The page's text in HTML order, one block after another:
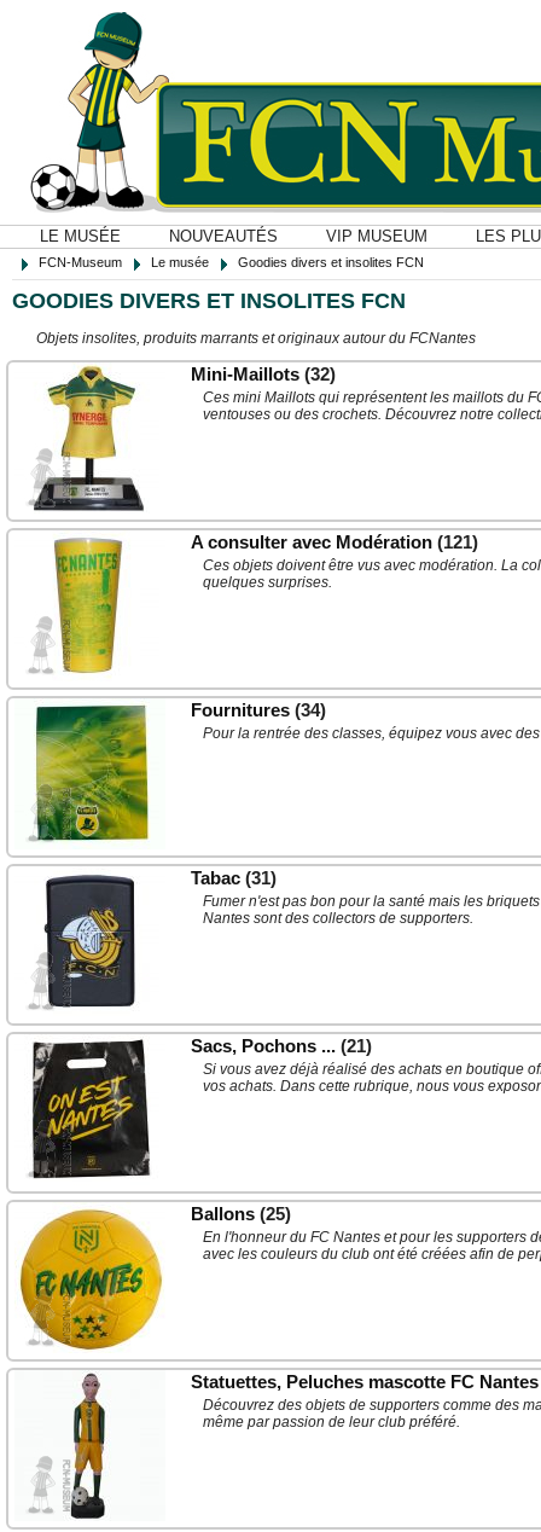
LE MUSÉE NOUVEAUTÉS VIP MUSEUM LES
FCN-Museum Le musée Goodies divers et insolites FCN
GOODIES DIVERS ET INSOLITES FCN
Objets insolites, produits marrants et originaux autour du FCNantes
Mini-Maillots (32)
Ces mini Maillots qui représentent les maillots du
ventouses ou des crochets. Découvrez notre
A consulter avec Modération (121)
Ces objets doivent être vus avec modération. La
quelques surprises.
Fournitures (34)
Pour la rentrée des classes, équipez vous avec
Tabac (31)
Fumer n'est pas bon pour la santé mais les
Nantes sont des collectors de supporters.
Sacs, Pochons ... (21)
Si vous avez déjà réalisé des achats en boutique
vos achats. Dans cette rubrique, nous vous
Ballons (25)
En l'honneur du FC Nantes et pour les supporters
avec les couleurs du club ont été créées afin de
Statuettes, Peluches mascotte FC Nantes
Découvrez des objets de supporters comme des
même par passion de leur club préféré.